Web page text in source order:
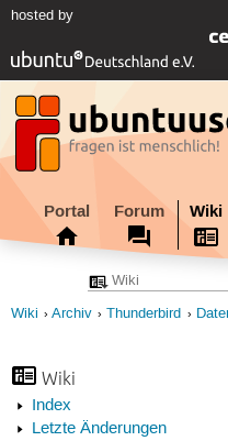
hosted by
Portal Forum Wiki
Wiki Archiv Thunderbird
Wiki
Index
Letzte Änderungen